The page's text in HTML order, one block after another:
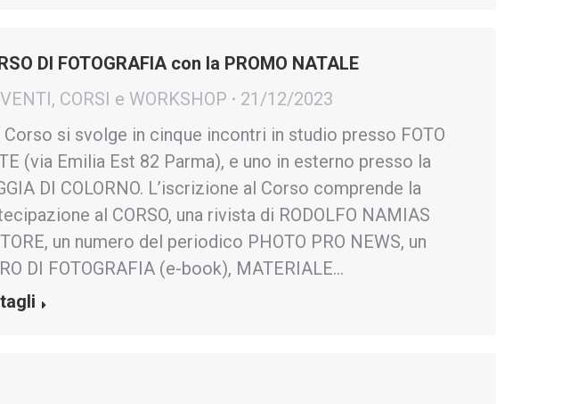
DI FOTOGRAFIA con la PROMO NATALE
CORSI e WORKSHOP
21/12/2023
si svolge in cinque incontri in studio presso FOTO
(via Emilia Est 82 Parma), e uno in esterno presso la
DI COLORNO. L’iscrizione al Corso comprende la
al CORSO, una rivista di RODOLFO NAMIAS
un numero del periodico PHOTO PRO NEWS, un
DI FOTOGRAFIA (e-book), MATERIALE…